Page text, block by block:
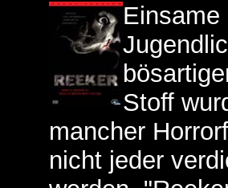
Einsame
Stoff
mancher
nicht jeder